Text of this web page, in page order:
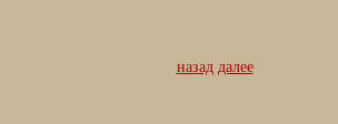
назад далее